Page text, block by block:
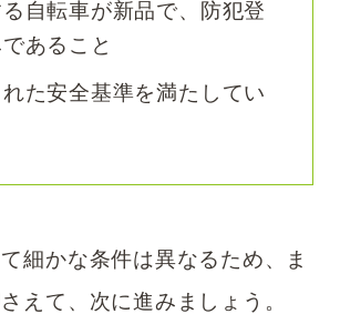
自転車が新品で、防犯登
あること
た安全基準を満たしてい
細かな条件は異なるため、ま
えて、次に進みましょう。